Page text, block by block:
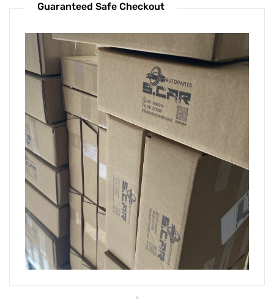
Guaranteed Safe Checkout